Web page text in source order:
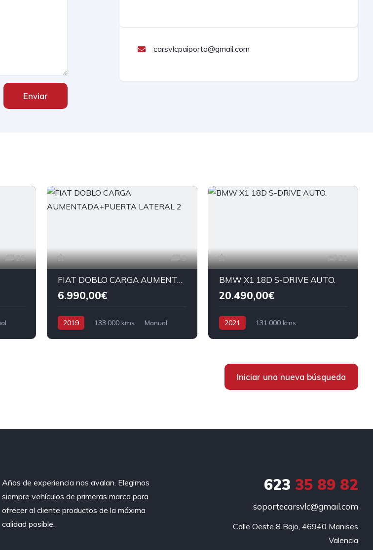
Enviar
carsvlcpaiporta@gmail.com
26 9
FIAT DOBLO CARGA AUMENTADA+PUERTA LATERAL 2
6.990,00€
2019 133.000 kms
Manual
21
BMW X1 18D S-DRIVE AUTO.
20.490,00€
2021
131.000 kms
Iniciar una nueva búsqueda
Años de experiencia nos avalan. Elegimos
siempre vehículos de primeras marca para
ofrecer al cliente productos de la máxima
calidad posible.
623 35 89 82
soportecarsvlc@gmail.com
Calle Oeste 8 Bajo, 46940 Manises
Valencia